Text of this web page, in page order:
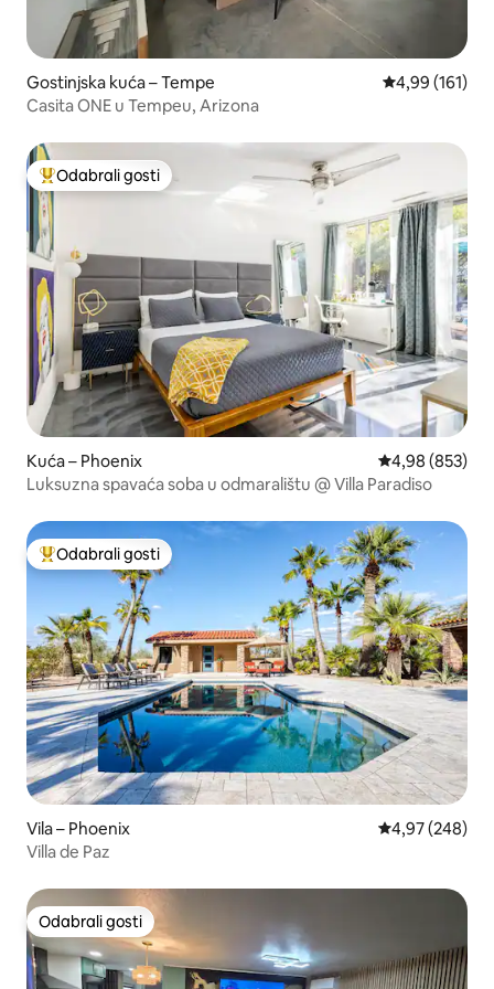
Gostinjska kuća – Tempe Prosječna
4,99 (161)
Casita ONE u Tempeu, Arizona
Među najviše rangiranima s oznakom „Odabrali gosti”
Odabrali gosti
Kuća – Phoenix Prosječna
4,98 (853)
Luksuzna spavaća soba u odmaralištu @ Villa Paradiso
Među najviše rangiranima s oznakom „Odabrali gosti”
Odabrali gosti
Vila – Phoenix Prosječna
4,97 (248)
Villa de Paz
Odabrali gosti
Odabrali gosti